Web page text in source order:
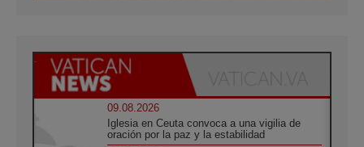
09.08.2026
Iglesia en Ceuta convoca a una vigilia de
oración por la paz y la estabilidad